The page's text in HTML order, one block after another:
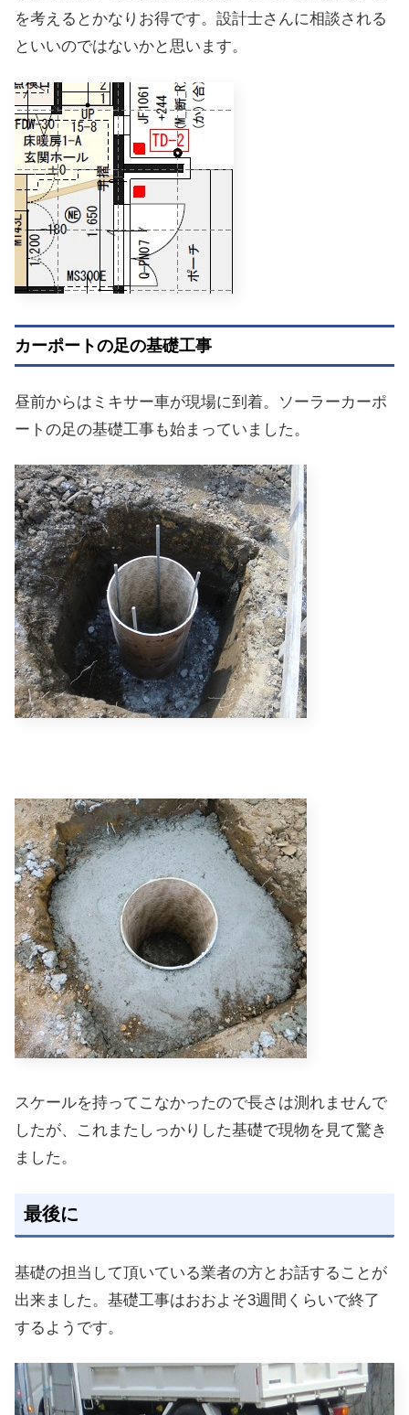
を考えるとかなりお得です。設計士さんに相談される
といいのではないかと思います。
カーポートの足の基礎工事
昼前からはミキサー車が現場に到着。ソーラーカーポ
ートの足の基礎工事も始まっていました。
スケールを持ってこなかったので長さは測れませんで
したが、これまたしっかりした基礎で現物を見て驚き
ました。
最後に
基礎の担当して頂いている業者の方とお話することが
出来ました。基礎工事はおおよそ3週間くらいで終了
するようです。